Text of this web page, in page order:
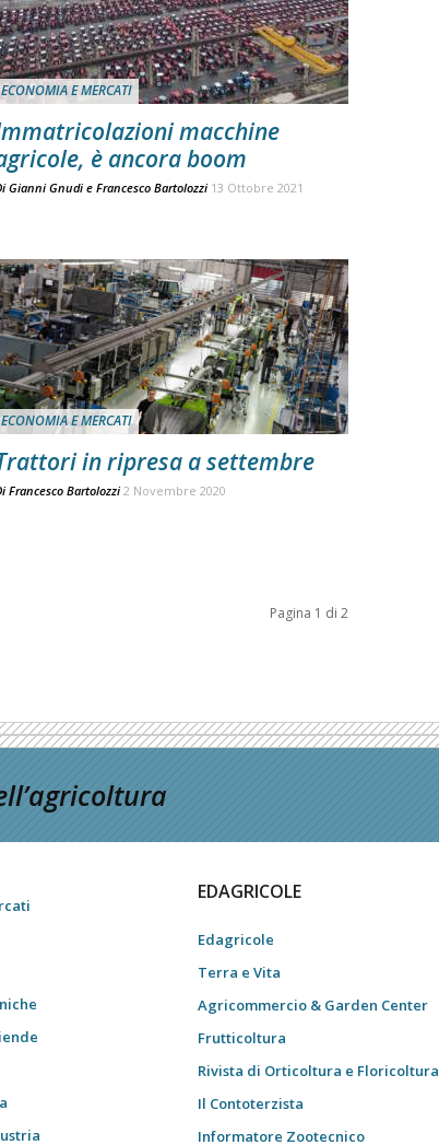
ECONOMIA E MERCATI
macchine
è ancora boom
Gianni Gnudi e Francesco Bartolozzi 13 Ottobre 2021
ECONOMIA E MERCATI
in ripresa a settembre
Francesco Bartolozzi 2 Novembre 2020
Pagina 1 di 2
EDAGRICOLE
Edagricole
Terra e Vita
Agricommercio & Garden Center
Frutticoltura
Rivista di Orticoltura e Floricoltura
Il Contoterzista
Informatore Zootecnico